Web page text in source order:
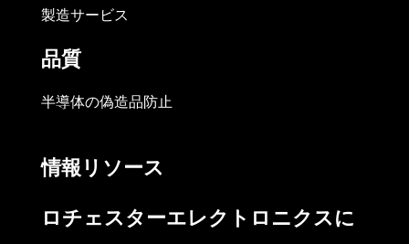
製造サービス
品質
半導体の偽造品防止
情報リソース
ロチェスターエレクトロニクスに